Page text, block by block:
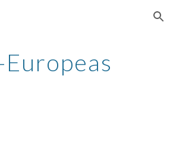
Skip to navigation